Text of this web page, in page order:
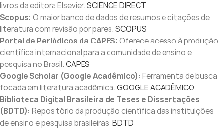
livros da editora Elsevier.SCIENCE DIRECT
Scopus: O maior banco de dados de resumos e citações de
literatura com revisão por pares.SCOPUS
Portal de Periódicos da CAPES: Oferece acesso à produção
científica internacional para a comunidade de ensino e
pesquisa no Brasil.CAPES
Google Scholar (Google Acadêmico): Ferramenta de busca
focada em literatura acadêmica.GOOGLE ACADÊMICO
Biblioteca Digital Brasileira de Teses e Dissertações
(BDTD): Repositório da produção científica das instituições
de ensino e pesquisa brasileiras.BDTD